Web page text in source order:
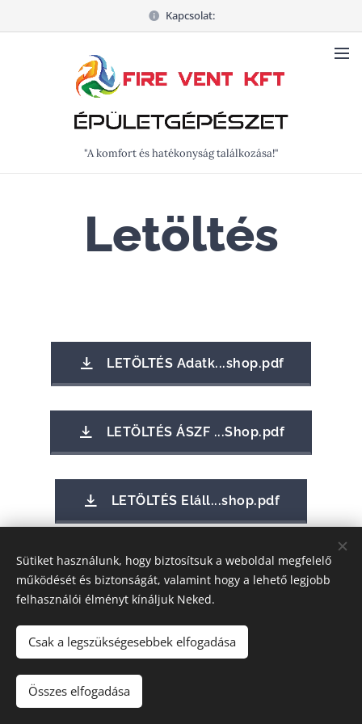
Kapcsolat:
"A komfort és hatékonyság találkozása!"
Letöltés
LETÖLTÉS Adatk...shop.pdf
LETÖLTÉS ÁSZF ...Shop.pdf
LETÖLTÉS Eláll...shop.pdf
Sütik
Sütiket használunk, hogy biztosítsuk a weboldal megfelelő
működését és biztonságát, valamint hogy a lehető legjobb
felhasználói élményt kínáljuk Neked.
Csak a legszükségesebbek elfogadása
Összes elfogadása